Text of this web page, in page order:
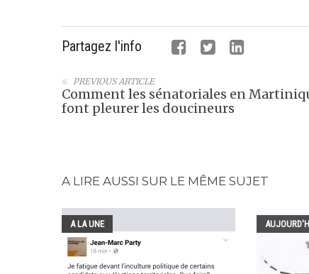
Partagez l'info
PREVIOUS ARTICLE
Comment les sénatoriales en
font pleurer les doucineurs
A LIRE AUSSI SUR LE MÊME SUJET
A LA UNE